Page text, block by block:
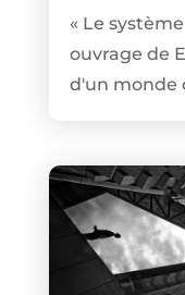
« Le
ouvrage de
d'un monde